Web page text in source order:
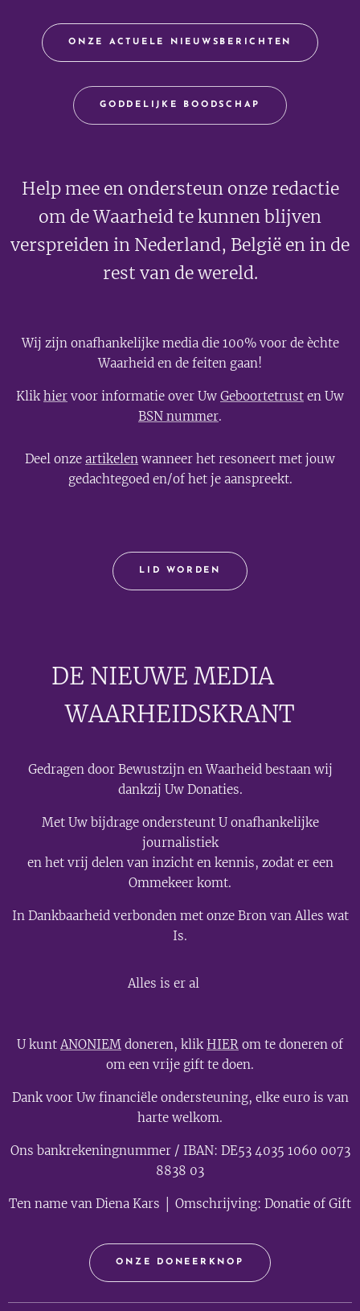
ONZE ACTUELE NIEUWSBERICHTEN
GODDELIJKE BOODSCHAP
Help mee en ondersteun onze redactie
om de Waarheid te kunnen blijven
verspreiden in Nederland, België en in de
rest van de wereld.
Wij zijn onafhankelijke media die 100% voor de èchte
Waarheid en de feiten gaan!
Klikhier voor informatie over Uw Geboortetrust en Uw
BSN nummer.
Deel onze artikelen wanneer het resoneert met jouw
gedachtegoed en/of het je aanspreekt.
LID WORDEN
DE NIEUWE MEDIA🟣
WAARHEIDSKRANT
Gedragen door Bewustzijn en Waarheid bestaan wij
dankzij Uw Donaties.
Met Uw bijdrage ondersteunt U onafhankelijke
journalistiek
en het vrij delen van inzicht en kennis, zodat er een
Ommekeer komt.
In Dankbaarheid verbonden met onze Bron van Alles wat
Is.
Alles is er al
U kuntANONIEM doneren, klikHIER om te doneren of
om een vrije gift te doen.
Dank voor Uw financiële ondersteuning, elke euro is van
harte welkom.
Ons bankrekeningnummer / IBAN: DE53 4035 1060 0073
8838 03
Ten name van Diena Kars │ Omschrijving: Donatie of Gift
ONZE DONEERKNOP